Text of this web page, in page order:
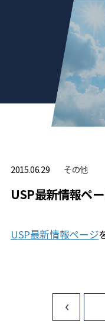
2015.06.29 その他
USP最新情報ペ
USP最新情報ページ